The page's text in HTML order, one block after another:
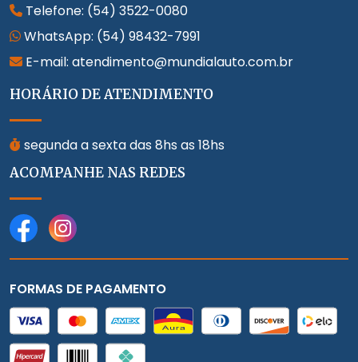
Telefone: (54) 3522-0080
WhatsApp: (54) 98432-7991
E-mail: atendimento@mundialauto.com.br
HORÁRIO DE ATENDIMENTO
segunda a sexta das 8hs as 18hs
ACOMPANHE NAS REDES
FORMAS DE PAGAMENTO